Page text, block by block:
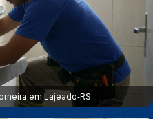
em Lajeado‑RS